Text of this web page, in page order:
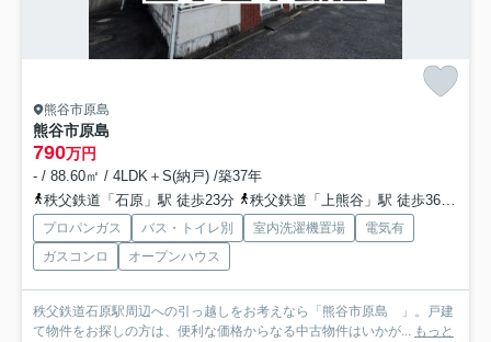
熊谷市原島
熊谷市原島
790万円
- / 88.60㎡ / 4LDK＋S(納戸) /築37年
秩父鉄道「石原」駅 徒歩23分
秩父鉄道「上熊谷」駅 徒歩36分
プロパンガス バス・トイレ別 室内洗濯機置場
電気有
ガスコンロ
オープンハウス
秩父鉄道石原駅周辺への引っ越しをお考えなら「熊谷市原島 」。戸建
て物件をお探しの方は、便利な価格からなる中古物件はいかが... もっと